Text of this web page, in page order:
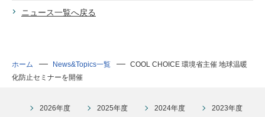
ニュース一覧へ戻る
ホーム News&Topics一覧
COOL CHOICE 環境省主催 地球温暖
化防止セミナーを開催
2026年度 2025年度 2024年度
2023年度